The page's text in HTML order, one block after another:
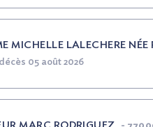
MICHELLE LALECHERENÉE
05 août 2026